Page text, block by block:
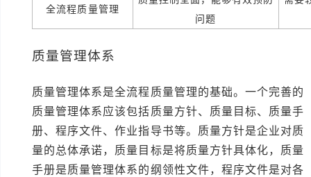
全流程质量管理
问题
质量管理体系
质量管理体系是全流程质量管理的基础。一个完善的
质量管理体系应该包括质量方针、质量目标、质量手
册、程序文件、作业指导书等。质量方针是企业对质
量的总体承诺，质量目标是将质量方针具体化，质量
手册是质量管理体系的纲领性文件，程序文件是对各